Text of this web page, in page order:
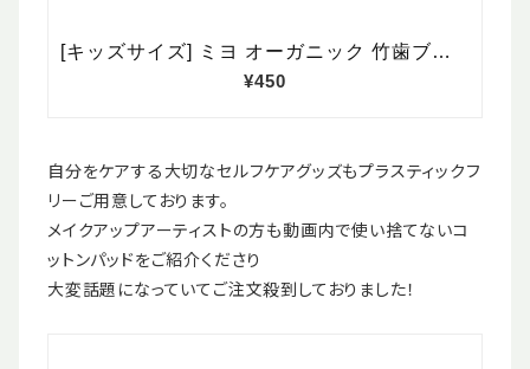
自分をケアする大切なセルフケアグッズもプラスティックフ
リーご用意しております。
メイクアップアーティストの方も動画内で使い捨てないコ
ットンパッドをご紹介くださり
大変話題になっていてご注文殺到しておりました！